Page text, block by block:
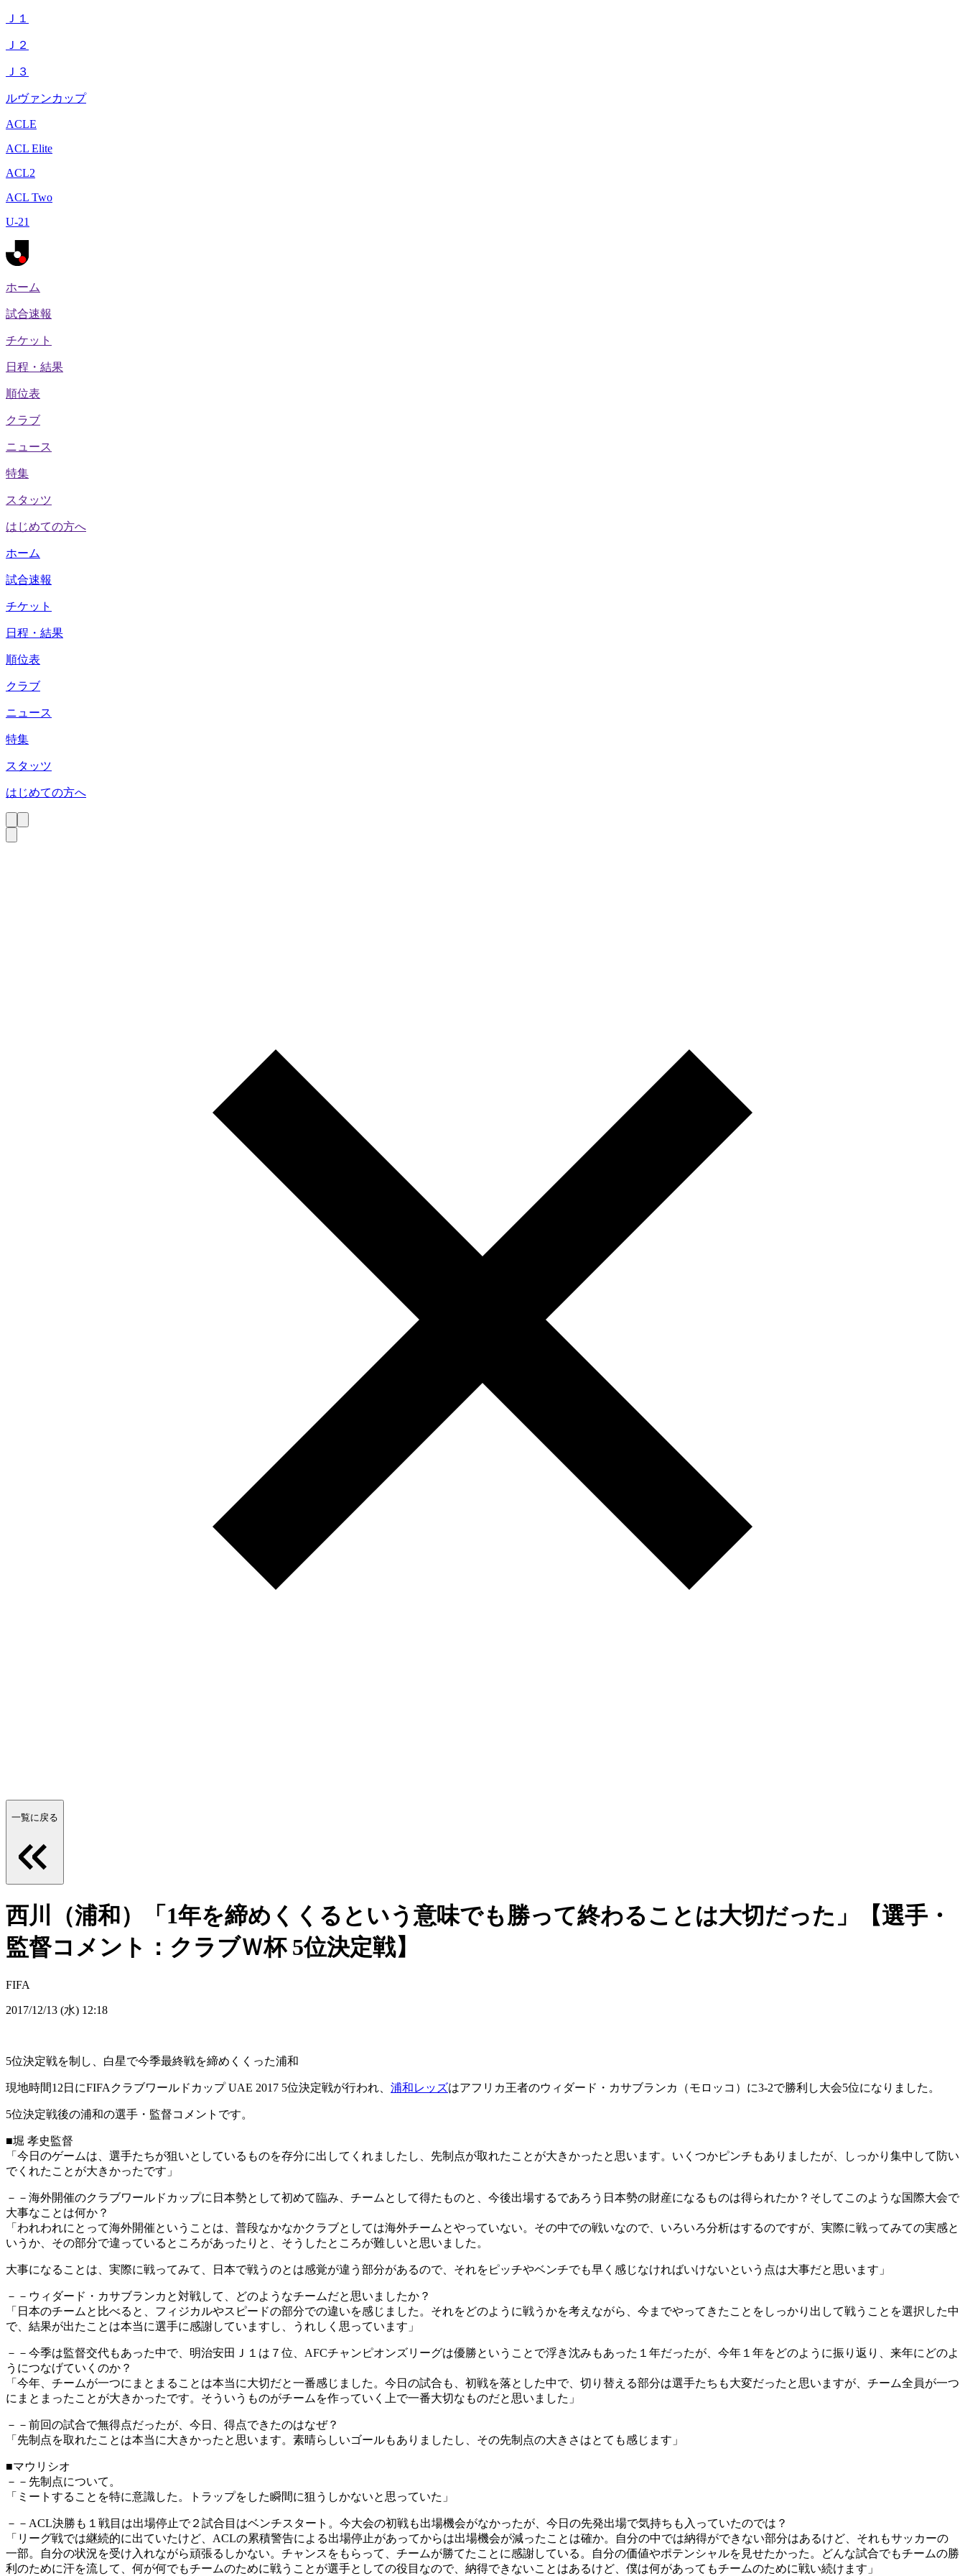
Ｊ１
Ｊ２
Ｊ３
ルヴァンカップ
ACLE
ACL Elite
ACL2
ACL Two
U-21
ホーム
試合速報
チケット
日程・結果
順位表
クラブ
ニュース
特集
スタッツ
はじめての方へ
ホーム
試合速報
チケット
日程・結果
順位表
クラブ
ニュース
特集
スタッツ
はじめての方へ
一覧に戻る
西川（浦和）「1年を締めくくるという意味でも勝って終わることは大切だった」【選手・
監督コメント：クラブＷ杯 5位決定戦】
FIFA
2017/12/13 (水) 12:18
5位決定戦を制し、白星で今季最終戦を締めくくった浦和
現地時間12日にFIFAクラブワールドカップ UAE 2017 5位決定戦が行われ、 浦和レッズはアフリカ王者のウィダード・カサブランカ（モロッコ）に3-2で勝利し大会5位になりました。
5位決定戦後の浦和の選手・監督コメントです。
■堀 孝史監督
「今日のゲームは、選手たちが狙いとしているものを存分に出してくれましたし、先制点が取れたことが大きかったと思います。いくつかピンチもありましたが、しっかり集中して防い
でくれたことが大きかったです」
－－海外開催のクラブワールドカップに日本勢として初めて臨み、チームとして得たものと、今後出場するであろう日本勢の財産になるものは得られたか？そしてこのような国際大会で
大事なことは何か？
「われわれにとって海外開催ということは、普段なかなかクラブとしては海外チームとやっていない。その中での戦いなので、いろいろ分析はするのですが、実際に戦ってみての実感と
いうか、その部分で違っているところがあったりと、そうしたところが難しいと思いました。
大事になることは、実際に戦ってみて、日本で戦うのとは感覚が違う部分があるので、それをピッチやベンチでも早く感じなければいけないという点は大事だと思います」
－－ウィダード・カサブランカと対戦して、どのようなチームだと思いましたか？
「日本のチームと比べると、フィジカルやスピードの部分での違いを感じました。それをどのように戦うかを考えながら、今までやってきたことをしっかり出して戦うことを選択した中
で、結果が出たことは本当に選手に感謝していますし、うれしく思っています」
－－今季は監督交代もあった中で、明治安田Ｊ１は７位、AFCチャンピオンズリーグは優勝ということで浮き沈みもあった１年だったが、今年１年をどのように振り返り、来年にどのよ
うにつなげていくのか？
「今年、チームが一つにまとまることは本当に大切だと一番感じました。今日の試合も、初戦を落とした中で、切り替える部分は選手たちも大変だったと思いますが、チーム全員が一つ
にまとまったことが大きかったです。そういうものがチームを作っていく上で一番大切なものだと思いました」
－－前回の試合で無得点だったが、今日、得点できたのはなぜ？
「先制点を取れたことは本当に大きかったと思います。素晴らしいゴールもありましたし、その先制点の大きさはとても感じます」
■マウリシオ
－－先制点について。
「ミートすることを特に意識した。トラップをした瞬間に狙うしかないと思っていた」
－－ACL決勝も１戦目は出場停止で２試合目はベンチスタート。今大会の初戦も出場機会がなかったが、今日の先発出場で気持ちも入っていたのでは？
「リーグ戦では継続的に出ていたけど、ACLの累積警告による出場停止があってからは出場機会が減ったことは確か。自分の中では納得ができない部分はあるけど、それもサッカーの
一部。自分の状況を受け入れながら頑張るしかない。チャンスをもらって、チームが勝てたことに感謝している。自分の価値やポテンシャルを見せたかった。どんな試合でもチームの勝
利のために汗を流して、何が何でもチームのために戦うことが選手としての役目なので、納得できないことはあるけど、僕は何があってもチームのために戦い続けます」